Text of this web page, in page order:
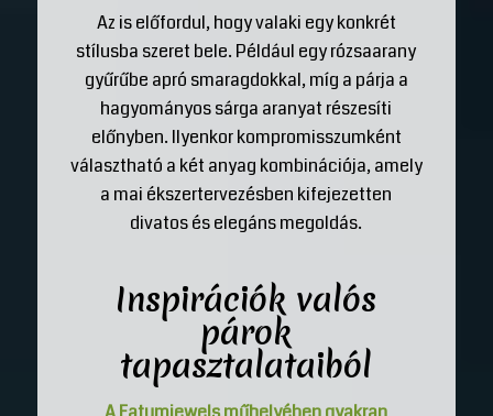
Az is előfordul, hogy valaki egy konkrét
stílusba szeret bele. Például egy rózsaarany
gyűrűbe apró smaragdokkal, míg a párja a
hagyományos sárga aranyat részesíti
előnyben. Ilyenkor kompromisszumként
választható a két anyag kombinációja, amely
a mai ékszertervezésben kifejezetten
divatos és elegáns megoldás.
Inspirációk valós
párok
tapasztalataiból